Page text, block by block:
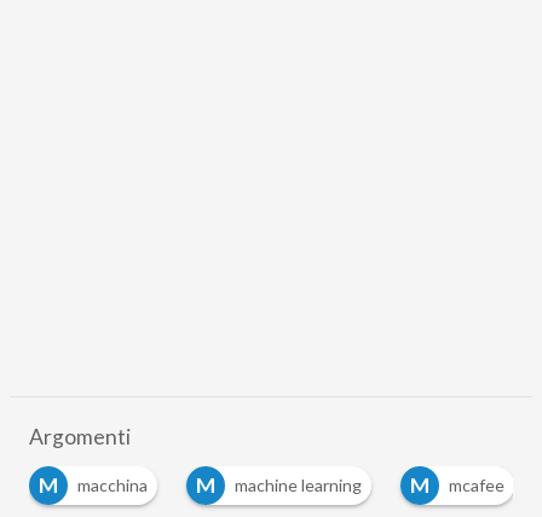
Argomenti
M
macchina M machine learning M mcafee